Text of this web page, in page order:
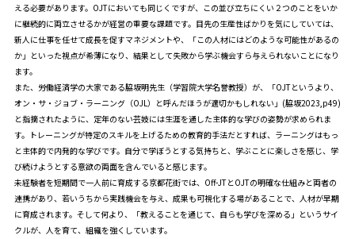
える必要があります。OJTにおいても同じくですが、この並び立ちにくい２つのことをいか
に継続的に両立させるかが経営の重要な課題です。目先の生産性ばかりを気にしていては、
新人に仕事を任せて成長を促すマネジメントや、「この人材にはどのような可能性があるの
か」といった視点が希薄になり、結果として失敗から学ぶ機会すら与えられないことになり
ます。
また、労働経済学の大家である脇坂明先生（学習院大学名誉教授）が、「OJTというより、
オン・サ・ジョブ・ラーニング（OJL）と呼んだほうが適切かもしれない」(脇坂2023,p49)
と指摘されたように、定年のない芸妓には生涯を通した主体的な学びの姿勢が求められま
す。トレーニングが特定のスキルを上げるための教育的手法だとすれば、ラーニングはもっ
と主体的で内発的な学びです。自分で学ぼうとする気持ちと、学ぶことに楽しさを感じ、学
び続けようとする意欲の両面を含んでいると感じます。
未経験者を短期間で一人前に育成する京都花街では、Off-JTとOJTの明確な仕組みと両者の
連携があり、若いうちから実践機会を与え、成果も可視化する場があることで、人材が早期
に育成されます。そして何より、「教えることを通じて、自らも学びを深める」というサイ
クルが、人を育て、組織を強くしています。